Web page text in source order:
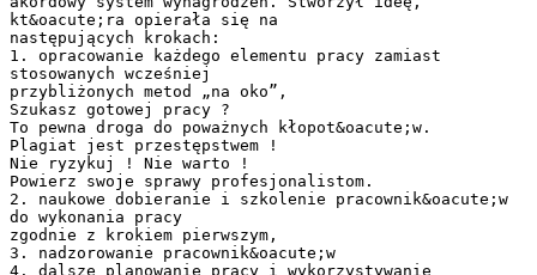
kt&oacute;ra opierała się na
następujących krokach:
1. opracowanie każdego elementu pracy zamiast
stosowanych wcześniej
przybliżonych metod „na oko”,
Szukasz gotowej pracy ?
To pewna droga do poważnych kłopot&oacute;w.
Plagiat jest przestępstwem !
Nie ryzykuj ! Nie warto !
Powierz swoje sprawy profesjonalistom.
2. naukowe dobieranie i szkolenie pracownik&oacute;w
do wykonania pracy
zgodnie z krokiem pierwszym,
3. nadzorowanie pracownik&oacute;w
4. dalsze planowanie pracy i wykorzystywanie